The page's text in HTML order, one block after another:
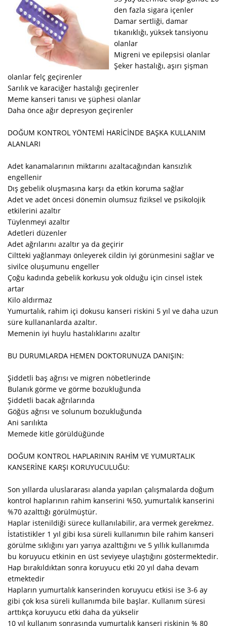
den fazla sigara içenler
Damar sertliği, damar
tıkanıklığı, yüksek tansiyonu
olanlar
Migreni ve epilepsisi olanlar
Şeker hastalığı, aşırı şişman
olanlar felç geçirenler
Sarılık ve karaciğer hastalığı geçirenler
Meme kanseri tanısı ve şüphesi olanlar
Daha önce ağır depresyon geçirenler
DOĞUM KONTROL YÖNTEMİ HARİCİNDE BAŞKA KULLANIM
ALANLARI
Adet kanamalarının miktarını azaltacağından kansızlık
engellenir
Dış gebelik oluşmasına karşı da etkin koruma sağlar
Adet ve adet öncesi dönemin olumsuz fiziksel ve psikolojik
etkilerini azaltır
Tüylenmeyi azaltır
Adetleri düzenler
Adet ağrılarını azaltır ya da geçirir
Ciltteki yağlanmayı önleyerek cildin iyi görünmesini sağlar ve
sivilce oluşumunu engeller
Çoğu kadında gebelik korkusu yok olduğu için cinsel istek
artar
Kilo aldırmaz
Yumurtalık, rahim içi dokusu kanseri riskini 5 yıl ve daha uzun
süre kullananlarda azaltır.
Memenin iyi huylu hastalıklarını azaltır
BU DURUMLARDA HEMEN DOKTORUNUZA DANIŞIN:
Şiddetli baş ağrısı ve migren nöbetlerinde
Bulanık görme ve görme bozukluğunda
Şiddetli bacak ağrılarında
Göğüs ağrısı ve solunum bozukluğunda
Ani sarılıkta
Memede kitle görüldüğünde
DOĞUM KONTROL HAPLARININ RAHİM VE YUMURTALIK
KANSERİNE KARŞI KORUYUCULUĞU:
Son yıllarda uluslararası alanda yapılan çalışmalarda doğum
kontrol haplarının rahim kanserini %50, yumurtalık kanserini
%70 azalttığı görülmüştür.
Haplar istenildiği sürece kullanılabilir, ara vermek gerekmez.
İstatistikler 1 yıl gibi kısa süreli kullanımın bile rahim kanseri
görülme sıklığını yarı yarıya azalttığını ve 5 yıllık kullanımda
bu koruyucu etkinin en üst seviyeye ulaştığını göstermektedir.
Hap bırakıldıktan sonra koruyucu etki 20 yıl daha devam
etmektedir
Hapların yumurtalık kanserinden koruyucu etkisi ise 3-6 ay
gibi çok kısa süreli kullanımda bile başlar. Kullanım süresi
arttıkça koruyucu etki daha da yükselir
10 yıl kullanım sonrasında yumurtalık kanseri riskinin % 80